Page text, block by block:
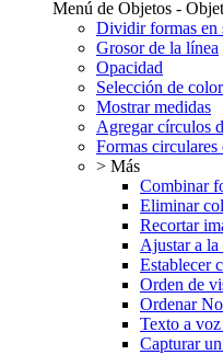
Menú de Objetos -
Dividir formas en
Grosor de la línea
Opacidad
Selección de color
Mostrar medidas
Agregar círculos
Formas circulares
> Más
Combinar
Eliminar
Recortar
Ajustar a la
Establecer
Orden de
Ordenar
Texto a
Capturar